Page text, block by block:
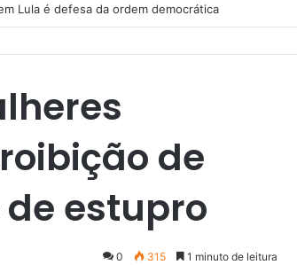
solidariedade ao povo venezuelano
de
estupro
0 315 1 minuto de leitura